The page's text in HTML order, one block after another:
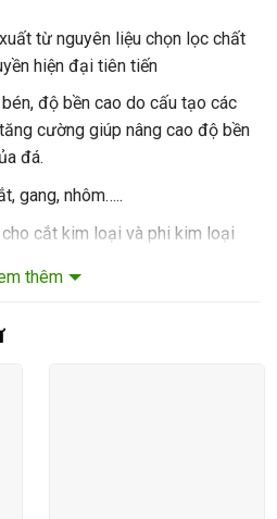
từ nguyên liệu chọn lọc chất
hiện đại tiên tiến
độ bền cao do cấu tạo các
cường giúp nâng cao độ bền
đá.
gang, nhôm…..
cắt kim loại và phi kim loại
cắt
thêm